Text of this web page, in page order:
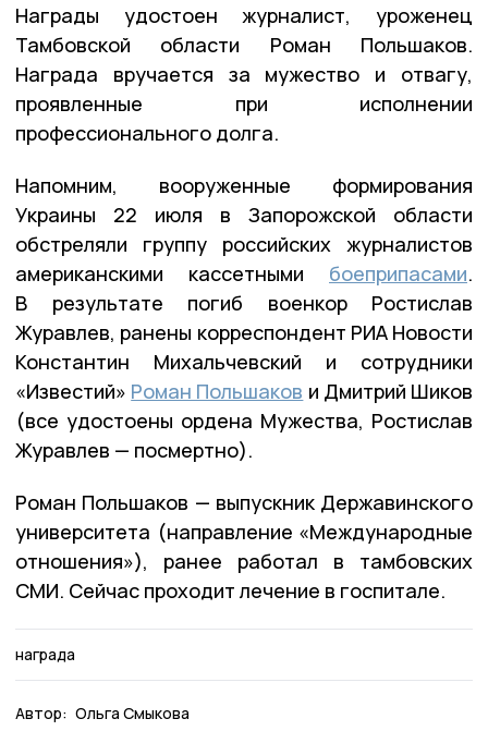
Награды удостоен журналист, уроженец
Тамбовской области Роман Польшаков.
Награда вручается за мужество и отвагу,
проявленные при исполнении
профессионального долга.
Напомним, вооруженные формирования
Украины 22 июля в Запорожской области
обстреляли группу российских журналистов
американскими кассетными боеприпасами.
В результате погиб военкор Ростислав
Журавлев, ранены корреспондент РИА Новости
Константин Михальчевский и сотрудники
«Известий» Роман Польшаков и Дмитрий Шиков
(все удостоены ордена Мужества, Ростислав
Журавлев — посмертно).
Роман Польшаков — выпускник Державинского
университета (направление «Международные
отношения»), ранее работал в тамбовских
СМИ. Сейчас проходит лечение в госпитале.
награда
Автор: Ольга Смыкова